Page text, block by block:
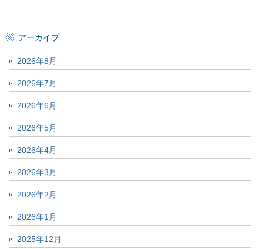
アーカイブ
2026年8月
2026年7月
2026年6月
2026年5月
2026年4月
2026年3月
2026年2月
2026年1月
2025年12月